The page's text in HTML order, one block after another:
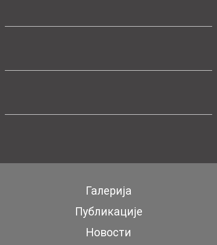
Галерија
Публикације
Новости